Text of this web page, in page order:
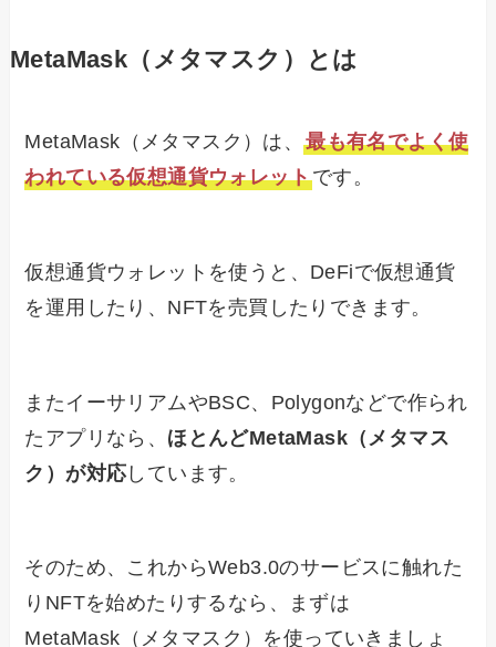
MetaMask（メタマスク）とは
MetaMask（メタマスク）は、最も有名でよく使
われている仮想通貨ウォレットです。
仮想通貨ウォレットを使うと、DeFiで仮想通貨
を運用したり、NFTを売買したりできます。
またイーサリアムやBSC、Polygonなどで作られ
たアプリなら、 ほとんどMetaMask（メタマス
ク）が対応しています。
そのため、これからWeb3.0のサービスに触れた
りNFTを始めたりするなら、まずは
MetaMask（メタマスク）を使っていきましょ